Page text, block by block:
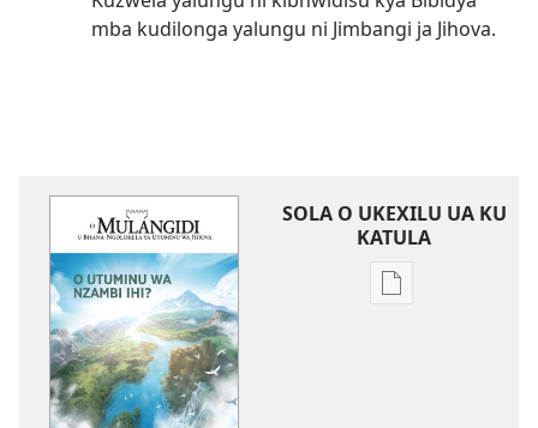
mba kudilonga yalungu ni Jimbangi ja Jihova.
SOLA O UKEXILU UA KU
KATULA
Ukexilu